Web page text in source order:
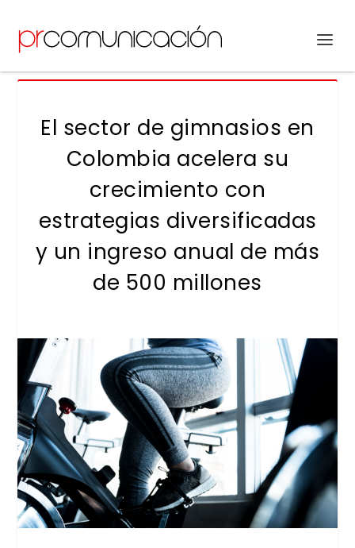
El sector de gimnasios en
Colombia acelera su
crecimiento con
estrategias diversificadas
y un ingreso anual de más
de 500 millones